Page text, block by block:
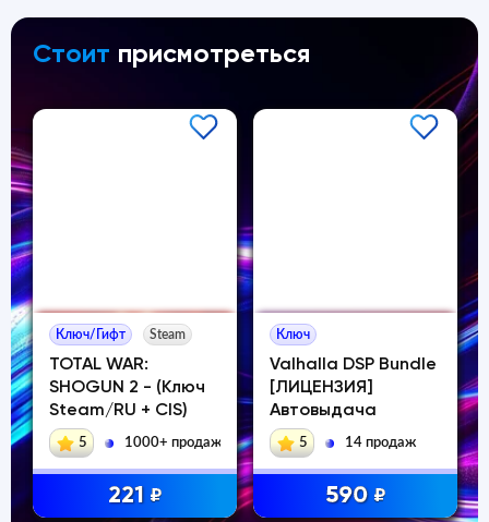
Стоит присмотреться
Ключ/Гифт Steam
TOTAL WAR:
SHOGUN 2 - (Ключ
Steam/RU + CIS)
5 1000+ продаж
221 ₽
Ключ
Valhalla DSP Bundle
[ЛИЦЕНЗИЯ]
Автовыдача
5 14 продаж
590 ₽